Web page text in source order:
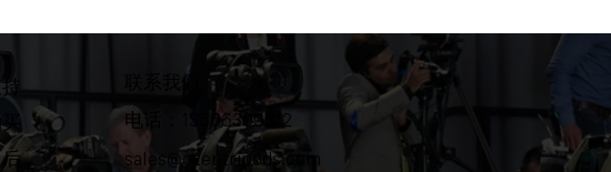
联系我们
电话：13566309212
sales@ozentripods.com